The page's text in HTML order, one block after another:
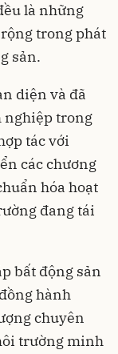
là những
trong phát
sản.
diện và đã
nghiệp trong
tác với
các chương
hóa hoạt
đang tái
bất động sản
hành
chuyên
trường minh